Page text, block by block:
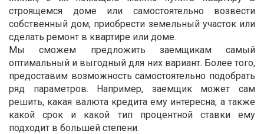
строящемся доме или самостоятельно возвести
собственный дом, приобрести земельный участок или
сделать ремонт в квартире или доме.
Мы сможем предложить заемщикам самый
оптимальный и выгодный для них вариант. Более того,
предоставим возможность самостоятельно подобрать
ряд параметров. Например, заемщик может сам
решить, какая валюта кредита ему интересна, а также
какой срок и какой тип процентной ставки ему
подходит в большей степени.